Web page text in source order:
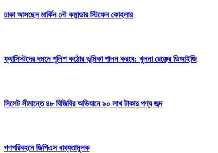
ঢাকা আসছেন মার্কিন নৌ কমান্ডার স্টিফেন কোহলার
ফ্যাসিস্টদের দমনে পুলিশ কঠোর ভূমিকা পালন করবে: খুলনা রেঞ্জের ডিআইজি
সিলেট সীমান্তে ৪৮ বিজিবির অভিযানে ৯০ লাখ টাকার পণ্য জব্দ
গণপরিবহনে জিপিএস বাধ্যতামূলক